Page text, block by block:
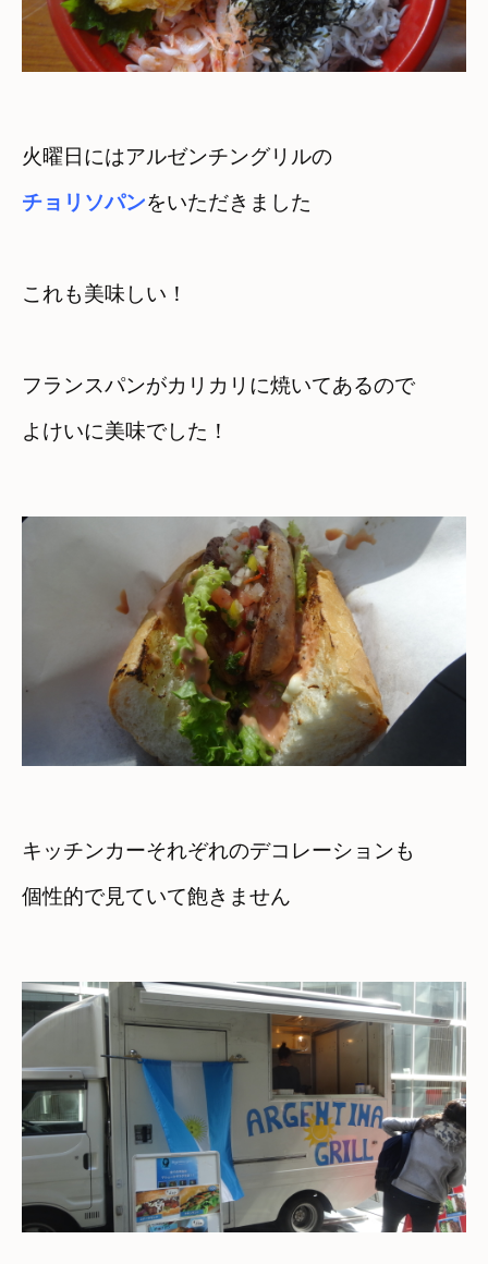
チョリソパン
フランスパンがカリカリに焼いてあるので
よけいに美味でした！
キッチンカーそれぞれのデコレーションも
個性的で見ていて飽きません